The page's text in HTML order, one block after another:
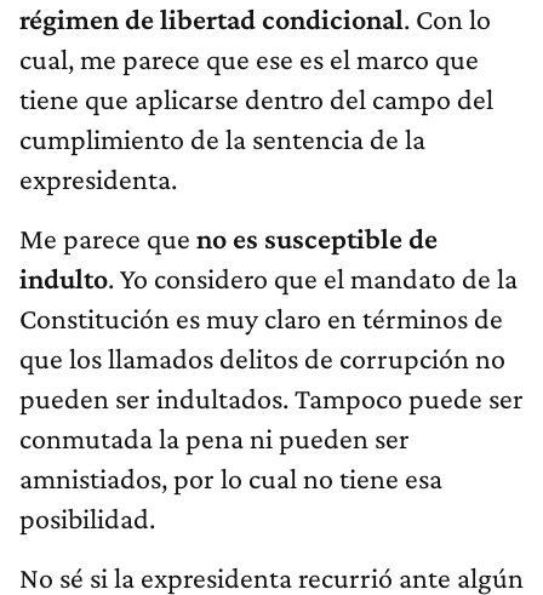
régimen de libertad condicional. Con lo
cual, me parece que ese es el marco que
tiene que aplicarse dentro del campo del
cumplimiento de la sentencia de la
expresidenta.
Me parece que no es susceptible de
indulto. Yo considero que el mandato de la
Constitución es muy claro en términos de
que los llamados delitos de corrupción no
pueden ser indultados. Tampoco puede ser
conmutada la pena ni pueden ser
amnistiados, por lo cual no tiene esa
posibilidad.
No sé si la expresidenta recurrió ante algún